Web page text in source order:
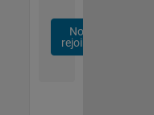
Nous
rejoindre